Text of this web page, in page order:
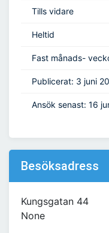
Tills vidare
Heltid
Fast månads-
Publicerat: 3 juni
Ansök senast: 16
Besöksadress
Kungsgatan 44
None